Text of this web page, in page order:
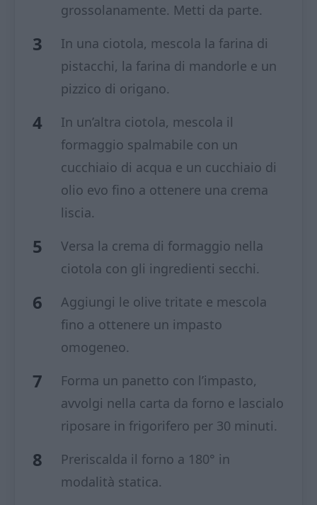
grossolanamente. Metti da parte.
In una ciotola, mescola la farina di
pistacchi, la farina di mandorle e un
pizzico di origano.
In un’altra ciotola, mescola il
formaggio spalmabile con un
cucchiaio di acqua e un cucchiaio di
olio evo fino a ottenere una crema
liscia.
Versa la crema di formaggio nella
ciotola con gli ingredienti secchi.
Aggiungi le olive tritate e mescola
fino a ottenere un impasto
omogeneo.
Forma un panetto con l’impasto,
avvolgi nella carta da forno e lascialo
riposare in frigorifero per 30 minuti.
Preriscalda il forno a 180° in
modalità statica.